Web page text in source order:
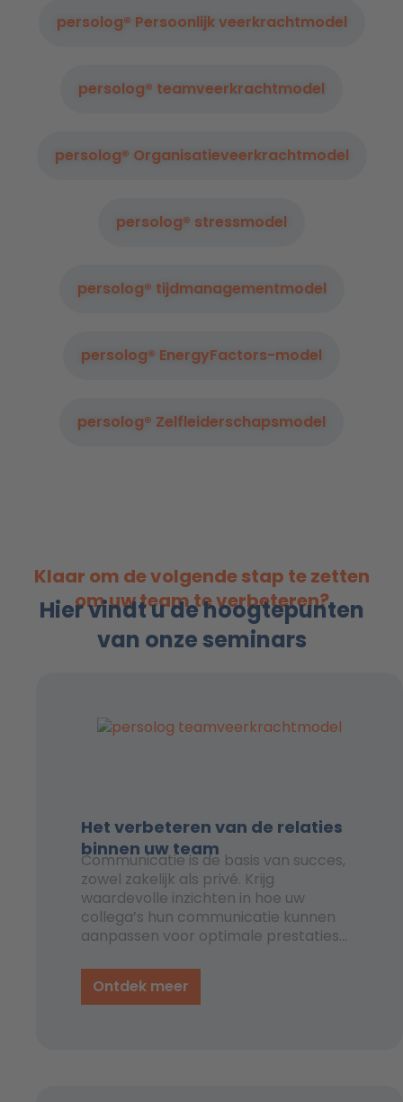
persolog® Persoonlijk veerkrachtmodel
persolog® teamveerkrachtmodel
persolog® Organisatieveerkrachtmodel
persolog® stressmodel
persolog® tijdmanagementmodel
persolog® EnergyFactors-model
persolog® Zelfleiderschapsmodel
Klaar om de volgende stap te zetten
om uw team te verbeteren?
Hier vindt u de hoogtepunten
van onze seminars
Het verbeteren van de relaties
binnen uw team
Communicatie is de basis van succes,
zowel zakelijk als privé. Krijg
waardevolle inzichten in hoe uw
collega’s hun communicatie kunnen
aanpassen voor optimale prestaties
u ooit nagedacht over de kracht die u
kunt ontketenen door beter met
elkaar om te gaan?
Ontdek meer